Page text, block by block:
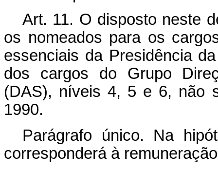
Art. 11. O disposto neste
os nomeados para os
essenciais da Presidência
dos cargos do Grupo
(DAS), níveis 4, 5 e 6, não
1990.
Parágrafo único. Na
corresponderá à